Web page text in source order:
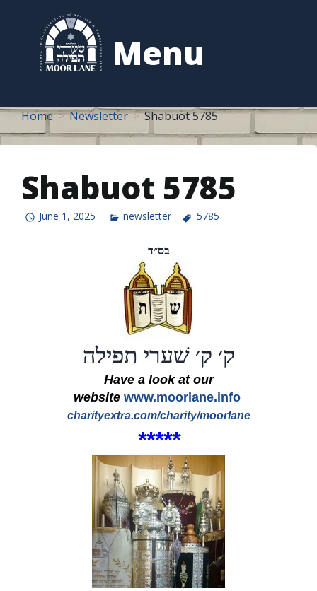
Menu
content
Home Newsletter Shabuot 5785
Shabuot 5785
June 1, 2025 newsletter 5785
בס״ד
ק׳ ק׳ שׁערי תפילה
Have a look at our
website www.moorlane.info
charityextra.com/charity/moorlane
*****